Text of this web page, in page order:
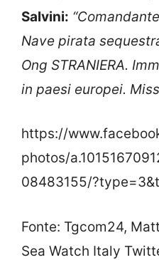
Salvini:
Nave pirata
Ong STRANIERA.
in paesi europei.
https://
photos/
08483155/
Fonte: Tgcom24,
Sea Watch Italy